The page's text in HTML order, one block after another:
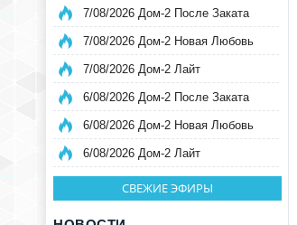
7/08/2026 Дом-2 После Заката
7/08/2026 Дом-2 Новая Любовь
7/08/2026 Дом-2 Лайт
6/08/2026 Дом-2 После Заката
6/08/2026 Дом-2 Новая Любовь
6/08/2026 Дом-2 Лайт
СВЕЖИЕ ЭФИРЫ